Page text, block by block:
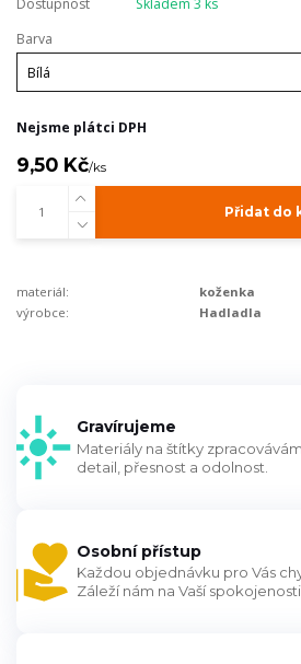
Dostupnost
Skladem 3 ks
Barva
Nejsme plátci DPH
9,50 Kč/ks
Přidat do
materiál:
koženka
výrobce:
Hadladla
Gravírujeme
Materiály na štítky
detail, přesnost a odolnost.
Osobní přístup
Každou objednávku pro Vás
Záleží nám na Vaší